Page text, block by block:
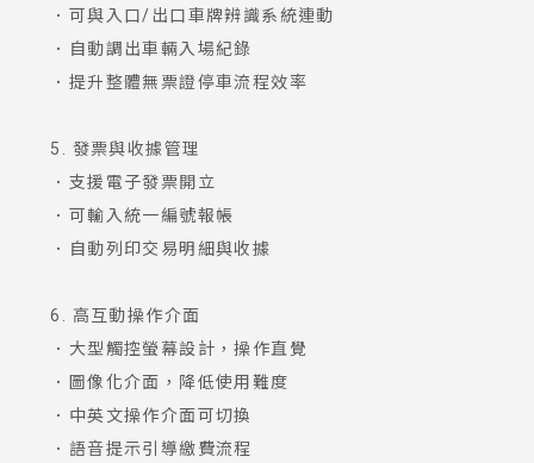
．可與入口/出口車牌辨識系統連動
．自動調出車輛入場紀錄
．提升整體無票證停車流程效率
5. 發票與收據管理
．支援電子發票開立
．可輸入統一編號報帳
．自動列印交易明細與收據
6. 高互動操作介面
．大型觸控螢幕設計，操作直覺
．圖像化介面，降低使用難度
．中英文操作介面可切換
．語音提示引導繳費流程